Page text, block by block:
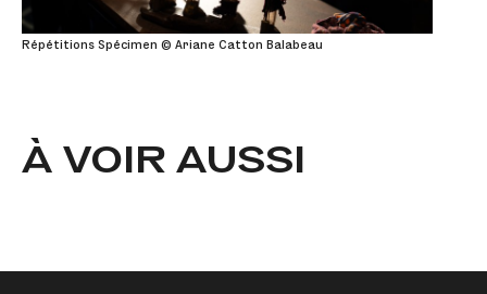
Répétitions Spécimen © Ariane Catton Balabeau
À VOIR AUSSI